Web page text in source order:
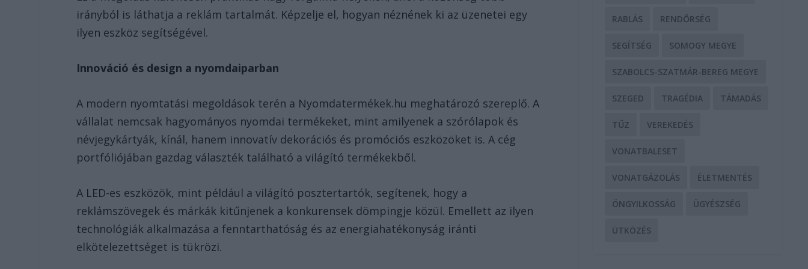
irányból is láthatja a reklám tartalmát. Képzelje el, hogyan néznének ki az üzenetei egy
ilyen eszköz segítségével.
Innováció és design a nyomdaiparban
A modern nyomtatási megoldások terén a Nyomdatermékek.hu meghatározó szereplő. A
vállalat nemcsak hagyományos nyomdai termékeket, mint amilyenek a szórólapok és
névjegykártyák, kínál, hanem innovatív dekorációs és promóciós eszközöket is. A cég
portfóliójában gazdag választék található a világító termékekből.
A LED-es eszközök, mint például a világító posztertartók, segítenek, hogy a
reklámszövegek és márkák kitűnjenek a konkurensek dömpingje közül. Emellett az ilyen
technológiák alkalmazása a fenntarthatóság és az energiahatékonyság iránti
elkötelezettséget is tükrözi.
RABLÁS RENDŐRSÉG
SEGÍTSÉG SOMOGY MEGYE
SZABOLCS-SZATMÁR-BEREG MEGYE
SZEGED TRAGÉDIA TÁMADÁS
TŰZ VEREKEDÉS
VONATBALESET
VONATGÁZOLÁS ÉLETMENTÉS
ÖNGYILKOSSÁG ÜGYÉSZSÉG
ÜTKÖZÉS